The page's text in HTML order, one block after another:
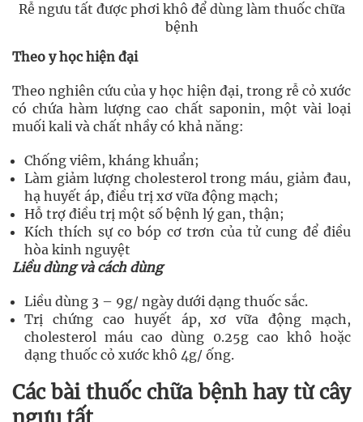
Rễ ngưu tất được phơi khô để dùng làm thuốc chữa
bệnh
Theo y học hiện đại
Theo nghiên cứu của y học hiện đại, trong rễ cỏ xước
có chứa hàm lượng cao chất saponin, một vài loại
muối kali và chất nhầy có khả năng:
Chống viêm, kháng khuẩn;
Làm giảm lượng cholesterol trong máu, giảm đau,
hạ huyết áp, điều trị xơ vữa động mạch;
Hỗ trợ điều trị một số bệnh lý gan, thận;
Kích thích sự co bóp cơ trơn của tử cung để điều
hòa kinh nguyệt
Liều dùng và cách dùng
Liều dùng 3 – 9g/ ngày dưới dạng thuốc sắc.
Trị chứng cao huyết áp, xơ vữa động mạch,
cholesterol máu cao dùng 0.25g cao khô hoặc
dạng thuốc cỏ xước khô 4g/ ống.
Các bài thuốc chữa bệnh hay từ cây